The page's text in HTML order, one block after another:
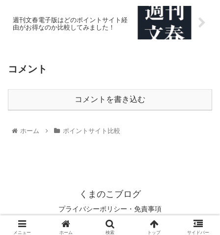
週刊文春電子版はどのポイントサイト経
由がお得なのか比較してみました！
コメント
コメントを書き込む
ホーム ポイントサイト比較
くまのこブログ
プライバシーポリシー・免責事項
© 2021 くまのこブログ.
メニュー ホーム 検索 トップ サイドバー